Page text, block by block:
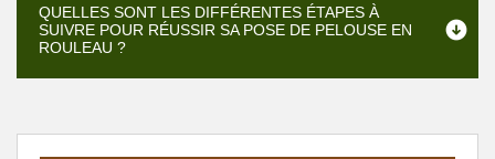
QUELLES SONT LES DIFFÉRENTES ÉTAPES À
SUIVRE POUR RÉUSSIR SA POSE DE PELOUSE EN
ROULEAU ?